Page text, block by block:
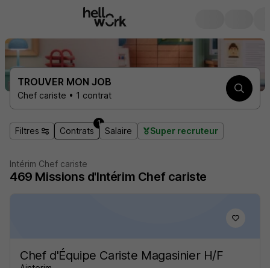
TROUVER MON JOB
Chef cariste • 1 contrat
Filtres Contrats
1
Salaire Super recruteur
Intérim Chef cariste
469 Missions d'Intérim Chef cariste
Chef d'Équipe Cariste Magasinier H/F